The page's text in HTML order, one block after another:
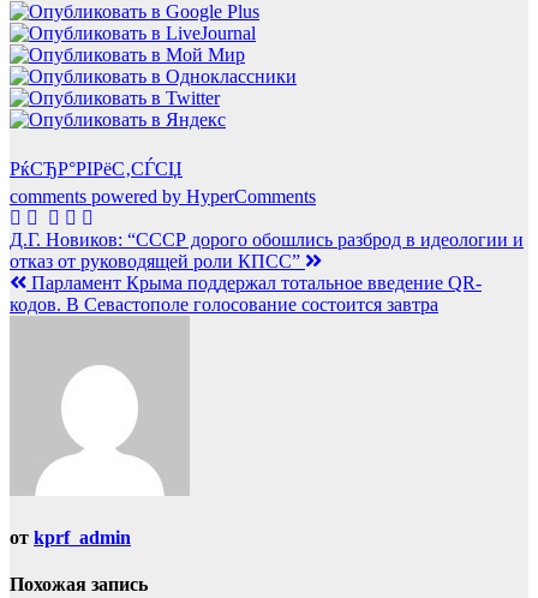
РќСЂР°РІРёС‚СЃСЏ
comments powered by HyperComments
Навигация
по
записям
Д.Г. Новиков: “СССР дорого обошлись разброд в идеологии и
отказ от руководящей роли КПСС”
Парламент Крыма поддержал тотальное введение QR-
кодов. В Севастополе голосование состоится завтра
от kprf_admin
Похожая запись